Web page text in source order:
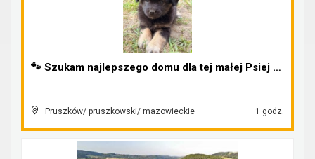
🐾 Szukam najlepszego domu dla tej małej Psiej Dzi...
Pruszków/ pruszkowski/ mazowieckie 1 godz.